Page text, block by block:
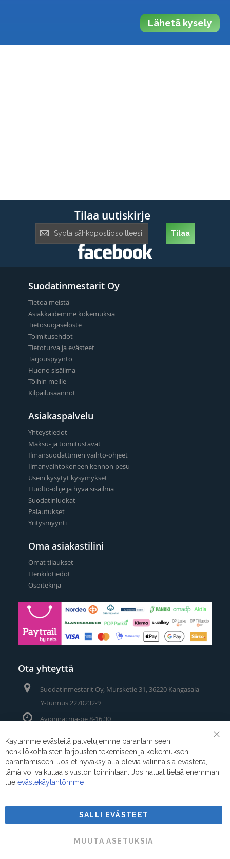
Lähetä kysely
Tilaa uutiskirje
uutiskirje:
Tilaa
Suodatinmestarit Oy
Tietoa meistä
Asiakkaidemme kokemuksia
Tietosuojaseloste
Toimitusehdot
Tietoturva ja evästeet
Tarjouspyyntö
Huono sisäilma
Töihin meille
Kilpailusäännöt
Asiakaspalvelu
Yhteystiedot
Maksu- ja toimitustavat
Ilmansuodattimen vaihto-ohjeet
Ilmanvaihtokoneen kennon pesu
Usein kysytyt kysymykset
Huolto-ohje ja hyvä sisäilma
Suodatinluokat
Palautukset
Yritysmyynti
Oma asiakastilini
Omat tilaukset
Henkilötiedot
Osoitekirja
Ota yhteyttä
Suodatinmestarit Oy, Mursketie 31, 36220 Kangasala
Y-tunnus 2270232-9
Avoinna: ma-pe 8-16.30
Puhelin/Whatsapp:
Sähköposti:myynti@suodatinmestarit.fi
Suodatinmestarit © 2026
Käytämme evästeitä palvelujemme parantamiseen,
henkilökohtaisten tarjousten tekemiseen ja kokemuksen
parantamiseen. Jos et hyväksy alla olevia valinnaisia evästeitä,
tämä voi vaikuttaa sivuston toimintaan. Jos haluat tietää enemmän,
lue evästekäytäntömme
SALLI EVÄSTEET
MUUTA ASETUKSIA